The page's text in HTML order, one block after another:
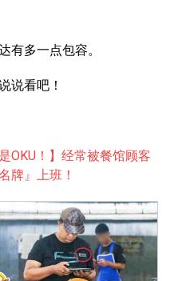
有多一点包容。
说看吧！
OKU！】经常被餐馆顾客
牌』上班！